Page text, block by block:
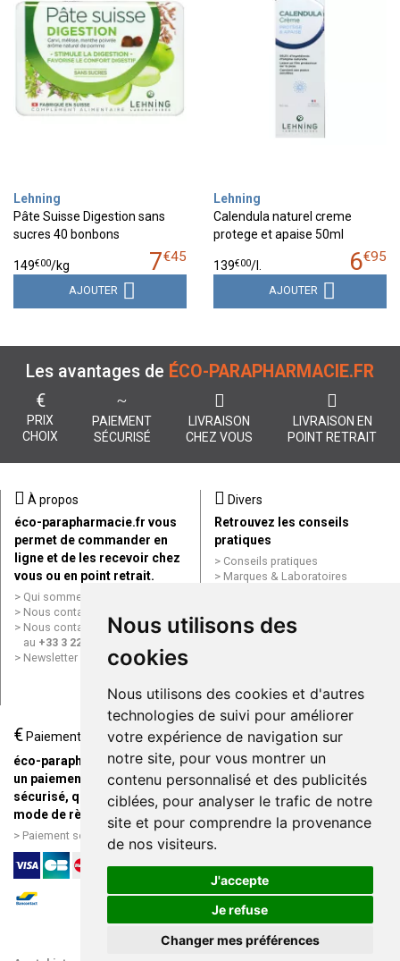
Nous utilisons des
cookies
Nous utilisons des cookies et d'autres
technologies de suivi pour améliorer
votre expérience de navigation sur
notre site, pour vous montrer un
contenu personnalisé et des publicités
ciblées, pour analyser le trafic de notre
site et pour comprendre la provenance
de nos visiteurs.
J'accepte
Je refuse
Changer mes préférences
Lehning
Pâte Suisse Digestion sans
sucres 40 bonbons
7€45
149€00/kg
AJOUTER
Lehning
Calendula naturel creme
protege et apaise 50ml
6€95
139€00/l.
AJOUTER
Les avantages de ÉCO-PARAPHARMACIE.FR
€
PRIX
CHOIX
PAIEMENT
SÉCURISÉ
LIVRAISON
CHEZ VOUS
LIVRAISON EN
POINT RETRAIT
À propos
éco-parapharmacie.fr vous
permet de commander en
ligne et de les recevoir chez
vous ou en point retrait.
Qui sommes nous ?
Nous contacter par e-mail
Nous contacter par téléphone
au +33 3 22 71 64 10
Newsletter
Divers
Retrouvez les conseils
pratiques
Conseils pratiques
Marques & Laboratoires
Mentions légales
Données personnelles
ligne
€Paiement
éco-parapharmacie.fr offre
un paiement entièrement
sécurisé, quel que soit le
mode de règlement
Paiement sécurisé et simple
Livraison / Point retrait
Commandez en ligne et
recevez votre commande
rapidement chez vous ou en
point retrait
Livraison chez vous ou en